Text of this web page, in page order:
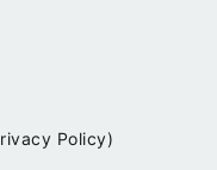
Policy)